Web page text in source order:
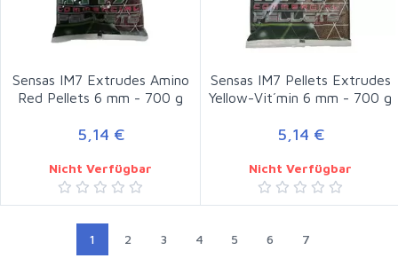
Sensas IM7 Extrudes Amino
Red Pellets 6 mm - 700 g
5,14 €
Nicht Verfügbar
Sensas IM7 Pellets Extrudes
Yellow-Vit´min 6 mm - 700 g
5,14 €
Nicht Verfügbar
1 2 3 4 5 6 7